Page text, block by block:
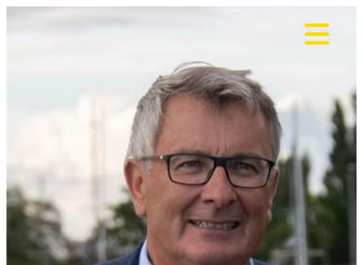
Panneau de gestion des cookies